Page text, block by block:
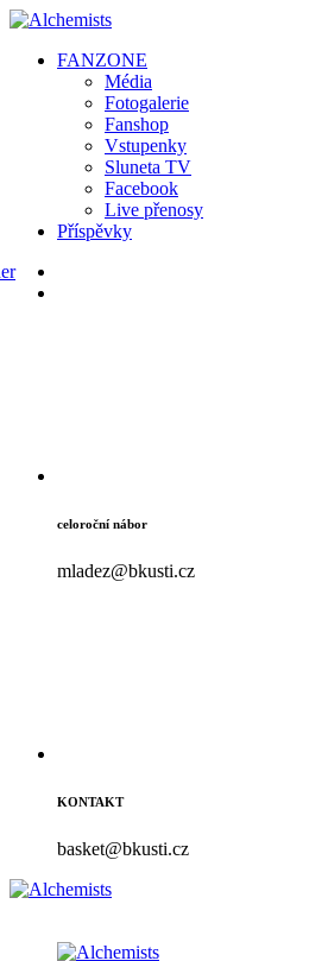
FANZONE
Média
Fotogalerie
Fanshop
Vstupenky
Sluneta TV
Facebook
Live přenosy
Příspěvky
celoroční nábor
mladez@bkusti.cz
KONTAKT
basket@bkusti.cz